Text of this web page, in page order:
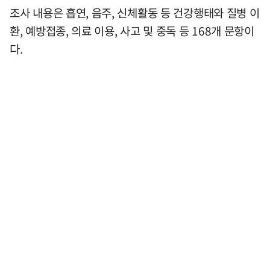
조사 내용은 흡연, 음주, 신체활동 등 건강행태와 질병 이
환, 예방접종, 의료 이용, 사고 및 중독 등 168개 문항이
다.